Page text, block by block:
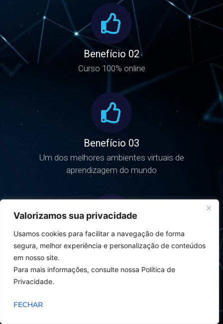
Valorizamos sua privacidade
Usamos cookies para facilitar a navegação de forma
segura, melhor experiência e personalização de conteúdos
em nosso site.
Para mais informações, consulte nossa Política de
Privacidade.
FECHAR
Benefício 02
Curso 100% online
Benefício 03
Um dos melhores ambientes virtuais de
aprendizagem do mundo
Benefício 04
Conteúdos produzidos por Mestres e
Doutores